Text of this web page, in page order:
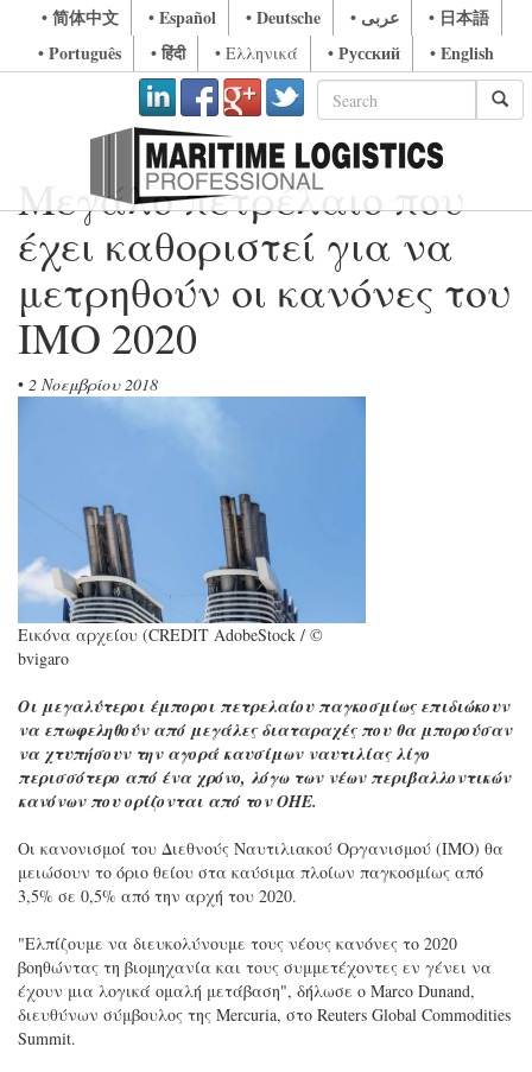
• 简体中文 • Español • Deutsche • عربى
• 日本語
• Português
• हिंदी • Ελληνικά • Русский • English
Μεγάλο πετρέλαιο που
έχει καθοριστεί για να
μετρηθούν οι κανόνες του
IMO 2020
• 2 Νοεμβρίου 2018
Εικόνα αρχείου (CREDIT AdobeStock / ©
bvigaro
Οι μεγαλύτεροι έμποροι πετρελαίου παγκοσμίως επιδιώκουν
να επωφεληθούν από μεγάλες διαταραχές που θα μπορούσαν
να χτυπήσουν την αγορά καυσίμων ναυτιλίας λίγο
περισσότερο από ένα χρόνο, λόγω των νέων περιβαλλοντικών
κανόνων που ορίζονται από τον ΟΗΕ.
Οι κανονισμοί του Διεθνούς Ναυτιλιακού Οργανισμού (IMO) θα
μειώσουν το όριο θείου στα καύσιμα πλοίων παγκοσμίως από
3,5% σε 0,5% από την αρχή του 2020.
"Ελπίζουμε να διευκολύνουμε τους νέους κανόνες το 2020
βοηθώντας τη βιομηχανία και τους συμμετέχοντες εν γένει να
έχουν μια λογικά ομαλή μετάβαση", δήλωσε ο Marco Dunand,
διευθύνων σύμβουλος της Mercuria, στο Reuters Global Commodities
Summit.